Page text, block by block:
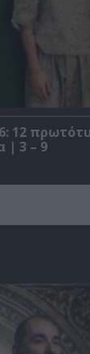
12
| 3 – 9